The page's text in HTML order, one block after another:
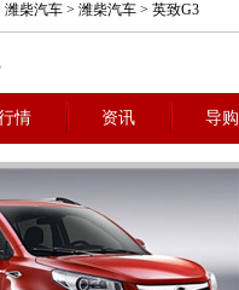
潍柴汽车 > 潍柴汽车 > 英致G3
情 资讯 导购